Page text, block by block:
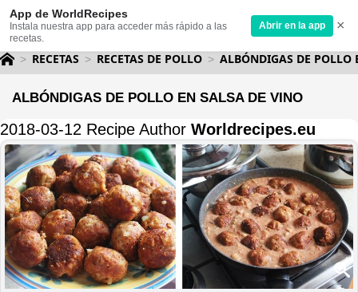
App de WorldRecipes
Instala nuestra app para acceder más rápido a las
recetas.
Abrir en la app ×
RECETAS RECETAS DE POLLO ALBÓNDIGAS DE POLLO
ALBÓNDIGAS DE POLLO EN SALSA DE VINO
2018-03-12 Recipe Author Worldrecipes.eu